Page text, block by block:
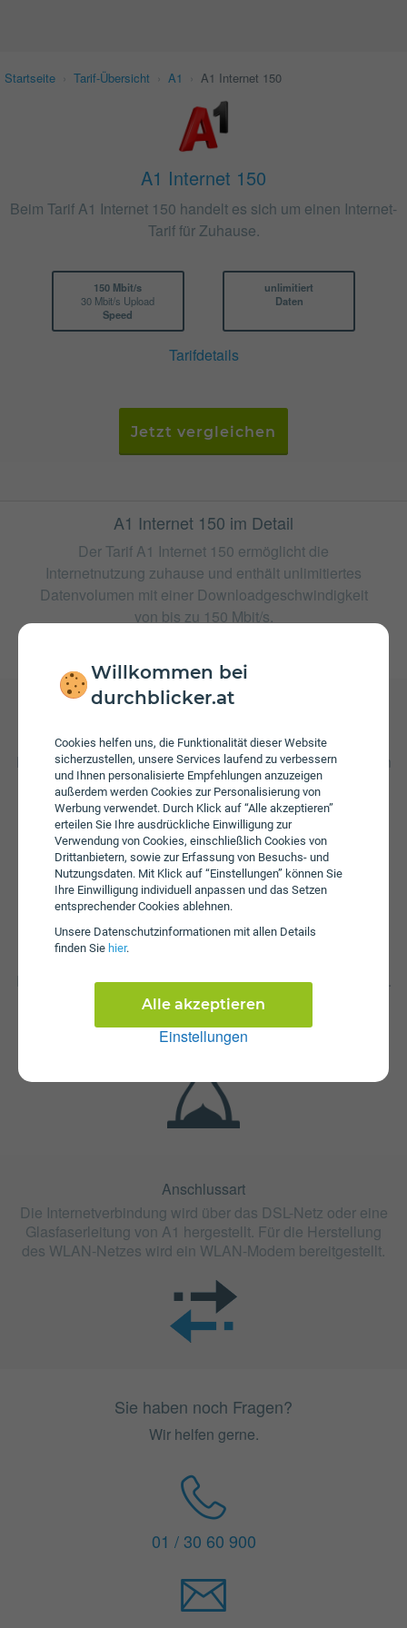
Willkommen bei
durchblicker.at
Cookies helfen uns, die Funktionalität dieser Website
sicherzustellen, unsere Services laufend zu verbessern
und Ihnen personalisierte Empfehlungen anzuzeigen
außerdem werden Cookies zur Personalisierung von
Werbung verwendet. Durch Klick auf “Alle akzeptieren”
erteilen Sie Ihre ausdrückliche Einwilligung zur
Verwendung von Cookies, einschließlich Cookies von
Drittanbietern, sowie zur Erfassung von Besuchs- und
Nutzungsdaten. Mit Klick auf “Einstellungen” können Sie
Ihre Einwilligung individuell anpassen und das Setzen
entsprechender Cookies ablehnen.
Unsere Daten­schutz­informationen mit allen Details
finden Sie hier.
Einstellungen
Alle akzeptieren
Startseite Tarif-Übersicht A1 A1 Internet 150
A1 Internet 150
Beim Tarif A1 Internet 150 handelt es sich um einen Internet-
Tarif für Zuhause.
150 Mbit/s
30 Mbit/s Upload
Speed
unlimitiert
Daten
Tarifdetails
Jetzt vergleichen
A1 Internet 150 im Detail
Der Tarif A1 Internet 150 ermöglicht die
Internetnutzung zuhause und enthält unlimitiertes
Datenvolumen mit einer Downloadgeschwindigkeit
von bis zu 150 Mbit/s.
Gebühren
Beim Tarif A1 Internet 150 fallen monatliche Gebühren von
€ 37,90 an. Weiters fallen einmalige Gebühren von bis zu
€ 29,90 an.
Die Vertragslaufzeit bei A1 Internet 150 beträgt 24 Monate.
Die Kündigungsfrist beträgt 1 Monat.
Anschlussart
Die Internetverbindung wird über das DSL-Netz oder eine
Glasfaserleitung von A1 hergestellt. Für die Herstellung
des WLAN-Netzes wird ein WLAN-Modem bereitgestellt.
Sie haben noch Fragen?
Wir helfen gerne.
01 / 30 60 900